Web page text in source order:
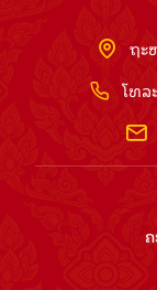
ຖະ
ໂທລ